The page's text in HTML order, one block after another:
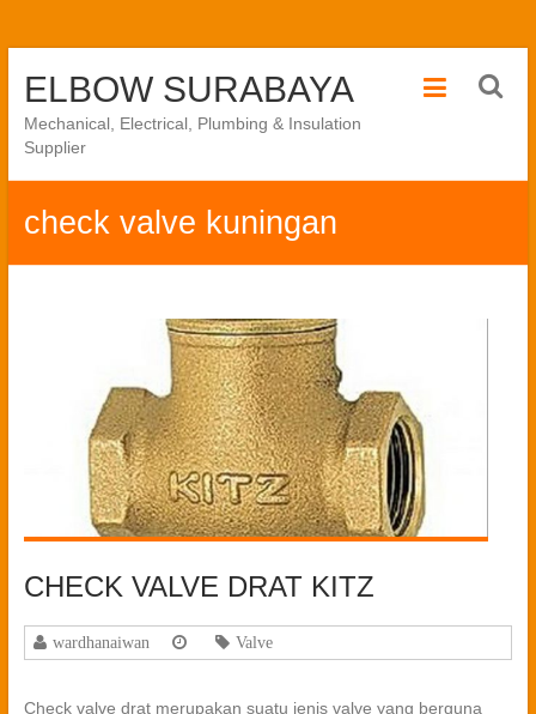
ELBOW SURABAYA
Mechanical, Electrical, Plumbing & Insulation
Supplier
check valve kuningan
CHECK VALVE DRAT KITZ
wardhanaiwan Valve
Check valve drat merupakan suatu jenis valve yang berguna